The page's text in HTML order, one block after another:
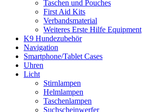
Taschen und Pouches
First Aid Kits
Verbandsmaterial
Weiteres Erste Hilfe Equipment
K9 Hundezubehör
Navigation
Smartphone/Tablet Cases
Uhren
Licht
Stirnlampen
Helmlampen
Taschenlampen
Suchscheinwerfer